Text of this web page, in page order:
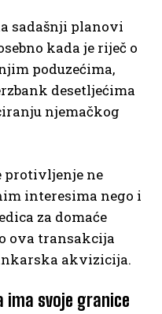
sadašnji planovi
kada je riječ o
poduzećima,
desetljećima
njemačkog
protivljenje ne
interesima nego i
za domaće
ova transakcija
akvizicija.
ima svoje granice